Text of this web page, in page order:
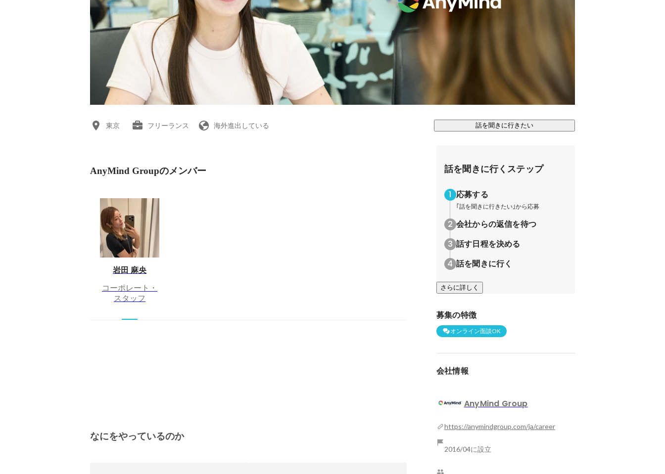
東京 フリーランス 海外進出している 話を聞きに行きたい
AnyMind Groupのメンバー
岩田 麻央
コーポレート・
スタッフ
なにをやっているのか
話を聞きに行くステップ
応募する
｢話を聞きに行きたい｣から応募
会社からの返信を待つ
話す日程を決める
話を聞きに行く
さらに詳しく
募集の特徴
オンライン面談OK
会社情報
AnyMind Group
https://anymindgroup.com/ja/career
2016/04に設立